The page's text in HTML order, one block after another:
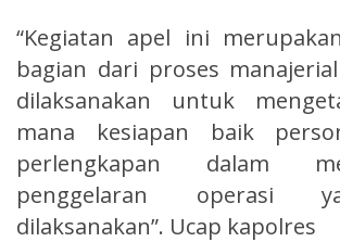
“Kegiatan apel ini
bagian dari proses
dilaksanakan untuk
mana kesiapan baik
perlengkapan dalam
penggelaran operasi
dilaksanakan”. Ucap kapolres